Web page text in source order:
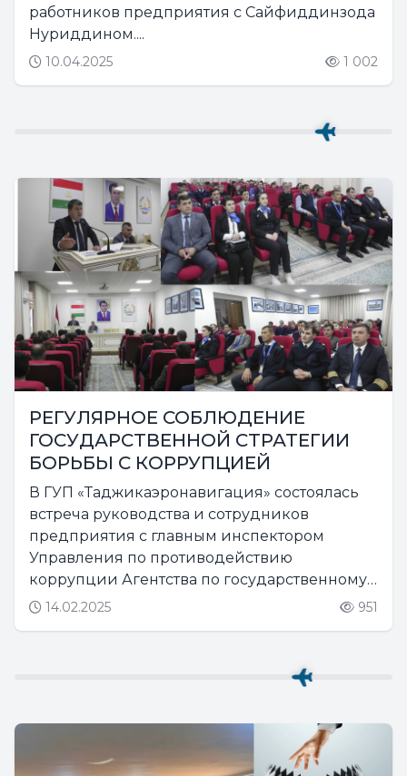
работников предприятия с Сайфиддинзода
Нуриддином....
10.04.2025 1 002
РЕГУЛЯРНОЕ СОБЛЮДЕНИЕ
ГОСУДАРСТВЕННОЙ СТРАТЕГИИ
БОРЬБЫ С КОРРУПЦИЕЙ
В ГУП «Таджикаэронавигация» состоялась
встреча руководства и сотрудников
предприятия с главным инспектором
Управления по противодействию
коррупции Агентства по государственному
финансовому контролю и борьбе с
14.02.2025 951